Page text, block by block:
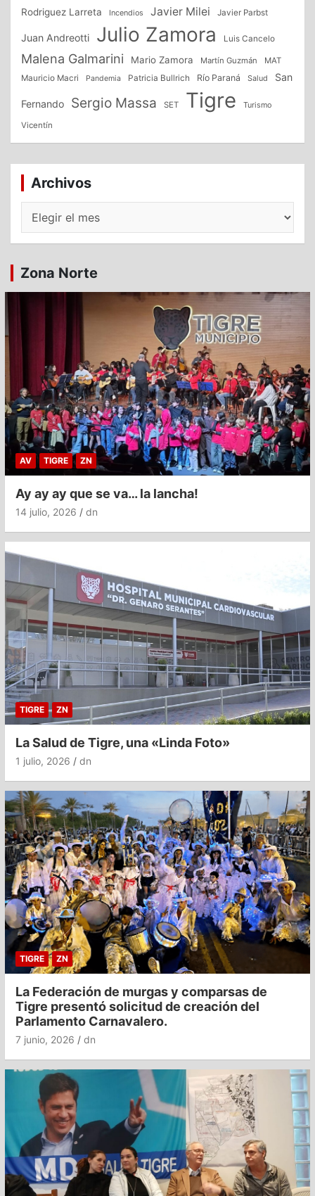
Rodriguez Larreta Incendios Javier Milei Javier Parbst
Juan Andreotti Julio Zamora Luis Cancelo
Malena Galmarini Mario Zamora Martín Guzmán
MAT
Mauricio Macri
Pandemia Patricia Bullrich Río Paraná Salud San
Fernando Sergio Massa SET Tigre Turismo
Vicentín
Archivos
Archivos
Zona Norte
AV TIGRE ZN
Ay ay ay que se va… la lancha!
14 julio, 2026 dn
TIGRE ZN
La Salud de Tigre, una «Linda Foto»
1 julio, 2026 dn
TIGRE ZN
La Federación de murgas y comparsas de
Tigre presentó solicitud de creación del
Parlamento Carnavalero.
7 junio, 2026 dn